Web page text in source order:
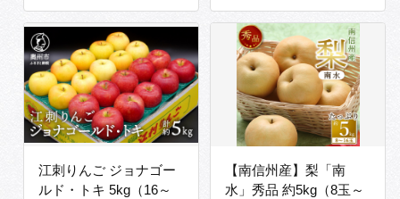
江刺りんご ジョナゴー
ルド・トキ 5kg（16～
【南信州産】梨「南
水」秀品 約5kg（8玉～